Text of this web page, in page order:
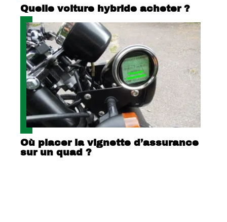
Quelle voiture hybride acheter ?
Où placer la vignette d’assurance
sur un quad ?